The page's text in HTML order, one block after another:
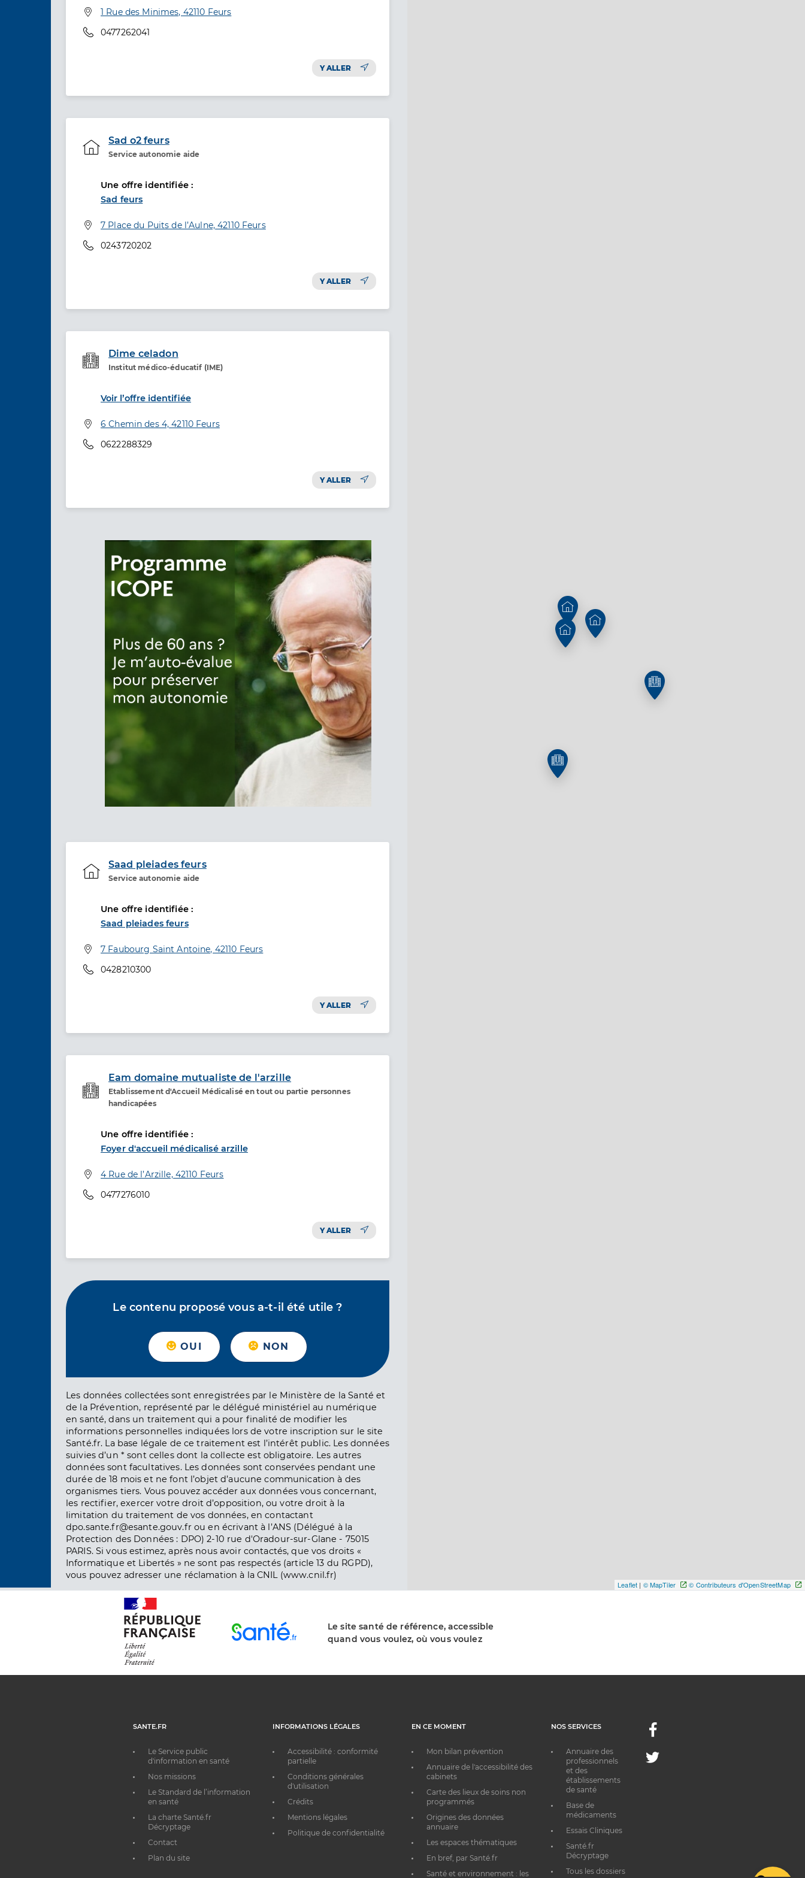
Adresse
1 Rue des Minimes, 42110 Feurs
Téléphone
0477262041
Y ALLER
Sad o2 feurs
Service autonomie aide
Etablissement de soins
Une offre identifiée :
Sad feurs
Adresse
7 Place du Puits de l’Aulne, 42110 Feurs
Téléphone
0243720202
Y ALLER
Dime celadon
Institut médico-éducatif (IME)
Etablissement de soins
Voir l’offre identifiée
Adresse
6 Chemin des 4, 42110 Feurs
Téléphone
0622288329
Y ALLER
Saad pleiades feurs
Service autonomie aide
Etablissement de soins
Une offre identifiée :
Saad pleiades feurs
Adresse
7 Faubourg Saint Antoine, 42110 Feurs
Téléphone
0428210300
Y ALLER
Eam domaine mutualiste de l'arzille
Etablissement d'Accueil Médicalisé en tout ou partie personnes
handicapées
Etablissement de soins
Une offre identifiée :
Foyer d'accueil médicalisé arzille
Adresse
4 Rue de l’Arzille, 42110 Feurs
Téléphone
0477276010
Y ALLER
Le contenu proposé vous a-t-il été utile ?
OUI NON
Les données collectées sont enregistrées par le Ministère de la Santé et
de la Prévention, représenté par le délégué ministériel au numérique
en santé, dans un traitement qui a pour finalité de modifier les
informations personnelles indiquées lors de votre inscription sur le site
Santé.fr. La base légale de ce traitement est l’intérêt public. Les données
suivies d’un * sont celles dont la collecte est obligatoire. Les autres
données sont facultatives. Les données sont conservées pendant une
durée de 18 mois et ne font l’objet d’aucune communication à des
organismes tiers. Vous pouvez accéder aux données vous concernant,
les rectifier, exercer votre droit d’opposition, ou votre droit à la
limitation du traitement de vos données, en contactant
dpo.sante.fr@esante.gouv.fr ou en écrivant à l’ANS (Délégué à la
Protection des Données : DPO) 2-10 rue d'Oradour-sur-Glane - 75015
PARIS. Si vous estimez, après nous avoir contactés, que vos droits «
Informatique et Libertés » ne sont pas respectés (article 13 du RGPD),
vous pouvez adresser une réclamation à la CNIL (www.cnil.fr)
Leaflet | © MapTiler © Contributeurs d'OpenStreetMap
Le site santé de référence, accessible
quand vous voulez, où vous voulez
SANTE.FR
Le Service public
d'information en santé
Nos missions
Le Standard de l’information
en santé
La charte Santé.fr
Décryptage
Contact
Plan du site
INFORMATIONS LÉGALES
Accessibilité : conformité
partielle
Conditions générales
d'utilisation
Crédits
Mentions légales
Politique de confidentialité
EN CE MOMENT
Mon bilan prévention
Annuaire de l'accessibilité des
cabinets
Carte des lieux de soins non
programmés
Origines des données
annuaire
Les espaces thématiques
En bref, par Santé.fr
Santé et environnement : les
NOS SERVICES
Annuaire des
professionnels
et des
établissements
de santé
Base de
médicaments
Essais Cliniques
Santé.fr
Décryptage
Tous les dossiers
Facebook
Twitter